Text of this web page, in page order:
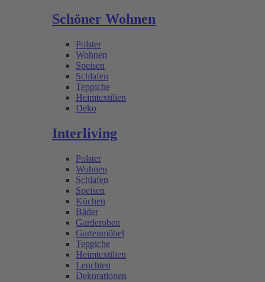
Schöner Wohnen
Polster
Wohnen
Speisen
Schlafen
Teppiche
Heimtextilien
Deko
Interliving
Polster
Wohnen
Schlafen
Speisen
Küchen
Bäder
Garderoben
Gartenmöbel
Teppiche
Heimtextilien
Leuchten
Dekorationen